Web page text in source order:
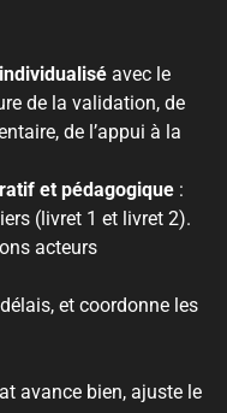
avec le
de la validation, de
de l’appui à la
et pédagogique :
(livret 1 et livret 2).
acteurs
et coordonne les
avance bien, ajuste le